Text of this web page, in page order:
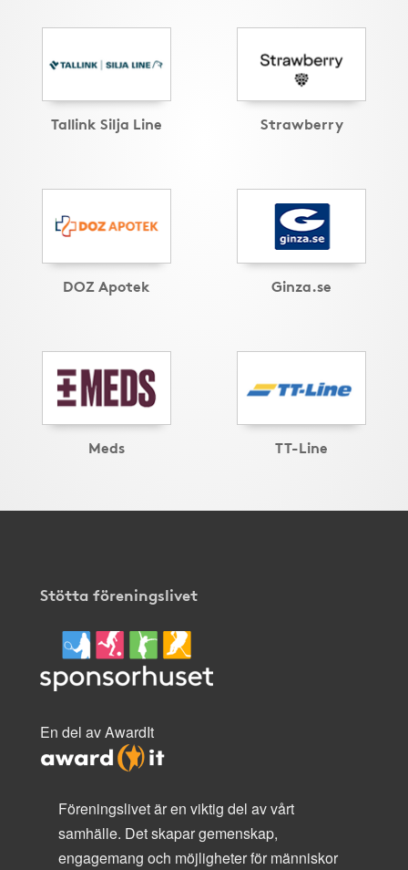
Tallink Silja Line Strawberry
DOZ Apotek Ginza.se
Meds TT-Line
Stötta föreningslivet
En del av AwardIt
Föreningslivet är en viktig del av vårt
samhälle. Det skapar gemenskap,
engagemang och möjligheter för människor